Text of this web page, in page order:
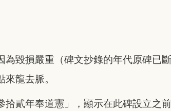
為毀損嚴重（碑文抄錄的年代原碑已
龍去脈。
拾貳年奉道憲」，顯示在此碑設立之